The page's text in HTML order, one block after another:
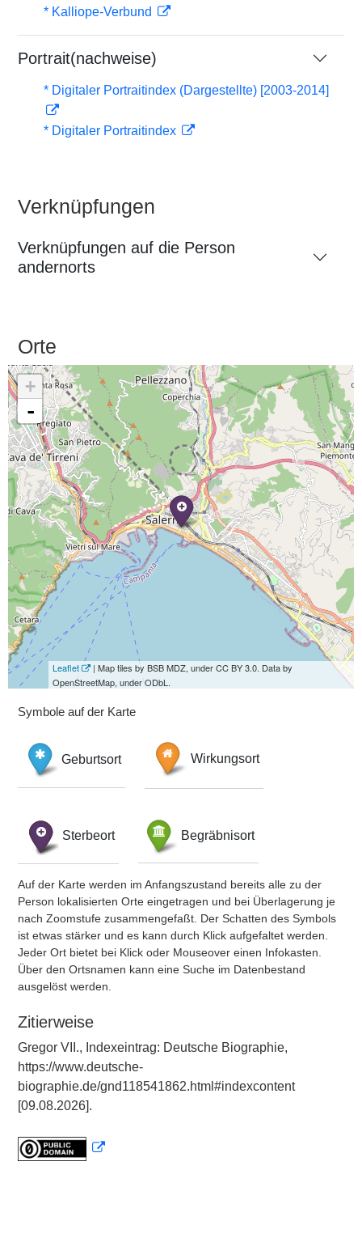
* Kalliope-Verbund
Portrait(nachweise)
* Digitaler Portraitindex (Dargestellte) [2003-2014]
* Digitaler Portraitindex
Verknüpfungen
Verknüpfungen auf die Person
andernorts
Orte
+
-
Leaflet
| Map tiles by BSB MDZ, under CC BY 3.0. Data by
OpenStreetMap, under ODbL.
Symbole auf der Karte
Geburtsort Wirkungsort
Sterbeort Begräbnisort
Auf der Karte werden im Anfangszustand bereits alle zu der
Person lokalisierten Orte eingetragen und bei Überlagerung je
nach Zoomstufe zusammengefaßt. Der Schatten des Symbols
ist etwas stärker und es kann durch Klick aufgefaltet werden.
Jeder Ort bietet bei Klick oder Mouseover einen Infokasten.
Über den Ortsnamen kann eine Suche im Datenbestand
ausgelöst werden.
Zitierweise
Gregor VII., Indexeintrag: Deutsche Biographie,
https://www.deutsche-
biographie.de/gnd118541862.html#indexcontent
[09.08.2026].